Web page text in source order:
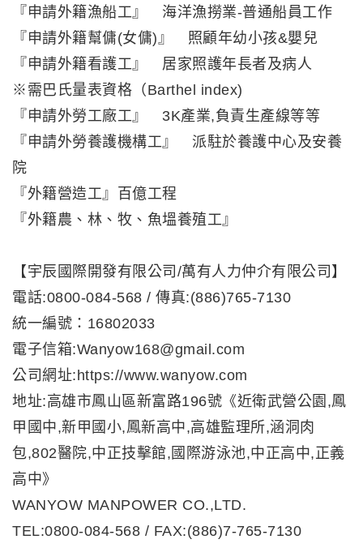
『申請外籍漁船工』 海洋漁撈業-普通船員工作
『申請外籍幫傭(女傭)』 照顧年幼小孩&嬰兒
『申請外籍看護工』 居家照護年長者及病人
※需巴氏量表資格（Barthel index)
『申請外勞工廠工』 3K產業,負責生產線等等
『申請外勞養護機構工』 派駐於養護中心及安養
院
『外籍營造工』百億工程
『外籍農、林、牧、魚塭養殖工』
【宇辰國際開發有限公司/萬有人力仲介有限公司】
電話:0800-084-568 / 傳真:(886)765-7130
統一編號：16802033
電子信箱:Wanyow168@gmail.com
公司網址:https://www.wanyow.com
地址:高雄市鳳山區新富路196號《近衛武營公園,鳳
甲國中,新甲國小,鳳新高中,高雄監理所,涵洞肉
包,802醫院,中正技擊館,國際游泳池,中正高中,正義
高中》
WANYOW MANPOWER CO.,LTD.
TEL:0800-084-568 / FAX:(886)7-765-7130